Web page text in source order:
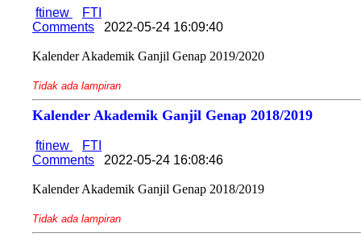
ftinew
FTI
Comments
2022-05-24 16:09:40
Kalender Akademik Ganjil Genap 2019/2020
Tidak ada lampiran
Kalender Akademik Ganjil Genap 2018/2019
ftinew
FTI
Comments
2022-05-24 16:08:46
Kalender Akademik Ganjil Genap 2018/2019
Tidak ada lampiran